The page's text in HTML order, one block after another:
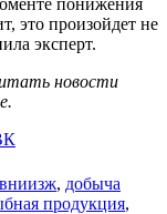
это произойдет не
эксперт.
новости
вниизж, добыча
продукция,